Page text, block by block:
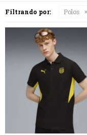
Filtrando por: Polos
Polos
Buzos y
Entrenamiento